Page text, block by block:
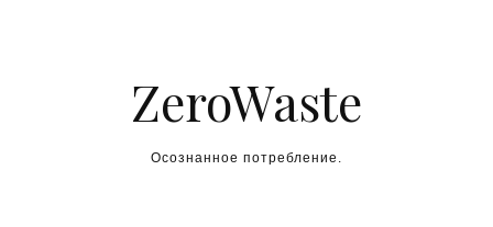
ZeroWaste
Осознанное потребление.